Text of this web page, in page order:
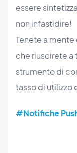
essere
non infastidire!
Tenete a
che riuscirete a
strumento di
tasso di utilizzo
#Notifiche